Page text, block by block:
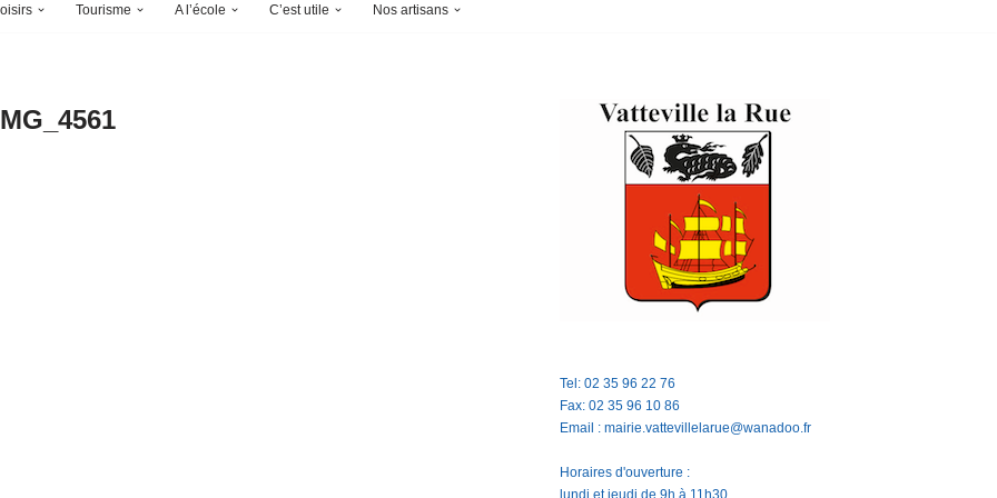
Tourisme A l’école C’est utile Nos artisans
Tel: 02 35 96 22 76
Fax: 02 35 96 10 86
Email : mairie.vattevillelarue@wanadoo.fr
Horaires d'ouverture :
lundi et jeudi de 9h à 11h30